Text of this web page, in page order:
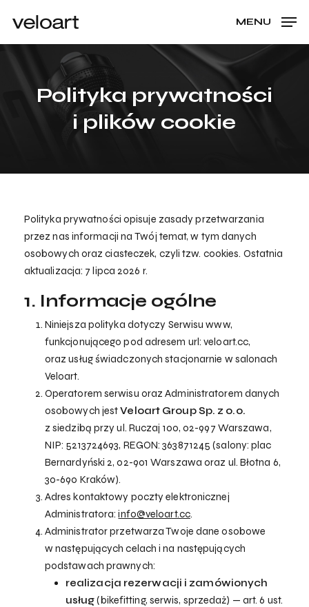
main
MENU
Cart CLOSE
Polityka prywatności
i plików cookie
Polityka prywatności opisuje zasady przetwarzania
przez nas informacji na Twój temat, w tym danych
osobowych oraz ciasteczek, czyli tzw. cookies. Ostatnia
aktualizacja: 7 lipca 2026 r.
1. Informacje ogólne
Niniejsza polityka dotyczy Serwisu www,
funkcjonującego pod adresem url: veloart.cc,
oraz usług świadczonych stacjonarnie w salonach
Veloart.
Operatorem serwisu oraz Administratorem danych
osobowych jestVeloart Group Sp. z o.o.
z siedzibą przy ul. Ruczaj 100, 02-997 Warszawa,
NIP: 5213724693, REGON: 363871245 (salony: plac
Bernardyński 2, 02-901 Warszawa oraz ul. Błotna 6,
30-690 Kraków).
Adres kontaktowy poczty elektronicznej
Administratora:info@veloart.cc.
Administrator przetwarza Twoje dane osobowe
w następujących celach i na następujących
podstawach prawnych:
realizacja rezerwacji i zamówionych
usług(bikefitting, serwis, sprzedaż) — art. 6 ust.